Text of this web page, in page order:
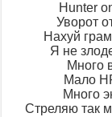
Hunter
Уворот
Нахуй
Я не
Много
Мало
Много
Стреляю так